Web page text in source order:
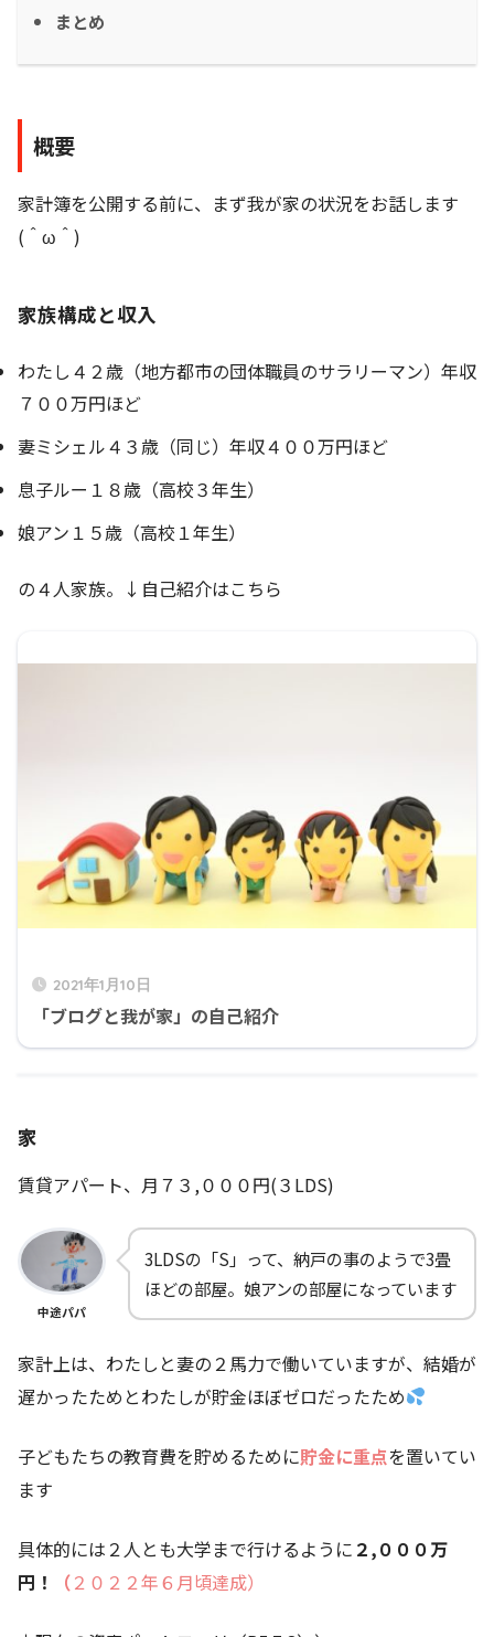
まとめ
概要
家計簿を公開する前に、まず我が家の状況をお話します
(＾ω＾)
家族構成と収入
わたし４２歳（地方都市の団体職員のサラリーマン）年収
７００万円ほど
妻ミシェル４３歳（同じ）年収４００万円ほど
息子ルー１８歳（高校３年生）
娘アン１５歳（高校１年生）
の４人家族。↓自己紹介はこちら
2021年1月10日
「ブログと我が家」の自己紹介
家
賃貸アパート、月７３,０００円(３LDS)
中途パパ
3LDSの「S」って、納戸の事のようで3畳
ほどの部屋。娘アンの部屋になっています
家計上は、わたしと妻の２馬力で働いていますが、結婚が
遅かったためとわたしが貯金ほぼゼロだったため
子どもたちの教育費を貯めるために貯金に重点を置いてい
ます
具体的には２人とも大学まで行けるように ２,０００万
円！
（２０２２年６月頃達成）